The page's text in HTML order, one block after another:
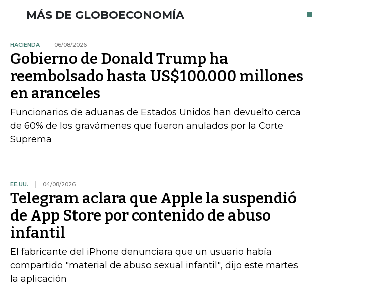
MÁS DE GLOBOECONOMÍA
HACIENDA 06/08/2026
Gobierno de Donald Trump ha
reembolsado hasta US$100.000 millones
en aranceles
Funcionarios de aduanas de Estados Unidos han devuelto cerca
de 60% de los gravámenes que fueron anulados por la Corte
Suprema
EE.UU. 04/08/2026
Telegram aclara que Apple la suspendió
de App Store por contenido de abuso
infantil
El fabricante del iPhone denunciara que un usuario había
compartido "material de abuso sexual infantil", dijo este martes
la aplicación